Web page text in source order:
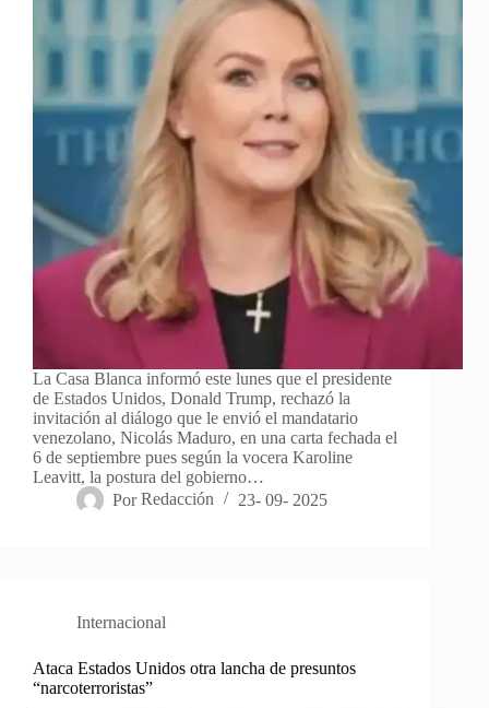
La Casa Blanca informó este lunes que el presidente
de Estados Unidos, Donald Trump, rechazó la
invitación al diálogo que le envió el mandatario
venezolano, Nicolás Maduro, en una carta fechada el
6 de septiembre pues según la vocera Karoline
Leavitt, la postura del gobierno…
Por Redacción 23- 09- 2025
Internacional
Ataca Estados Unidos otra lancha de presuntos
“narcoterroristas”